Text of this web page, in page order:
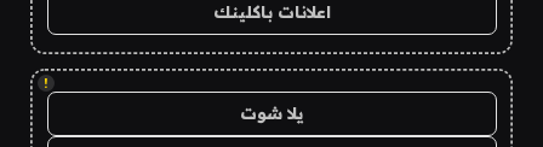
اعلانات باكلينك
!
يلا شوت